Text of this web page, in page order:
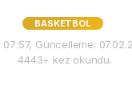
BASKETBOL
07:57, Güncelleme:
4443+ kez okundu.